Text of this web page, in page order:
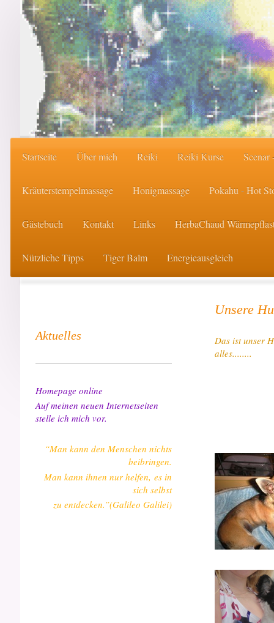
Startseite Über mich Reiki Reiki Kurse Scenar
Kräuterstempelmassage Honigmassage Pokahu - Hot
Gästebuch Kontakt Links HerbaChaud
Nützliche Tipps Tiger Balm Energieausgleich
Unsere
Das ist unser
alles........
Aktuelles
Homepage online
Auf meinen neuen Internetseiten
stelle ich mich vor.
“Man kann den Menschen nichts
beibringen.
Man kann ihnen nur helfen, es in
sich selbst
zu entdecken.”(Galileo Galilei)